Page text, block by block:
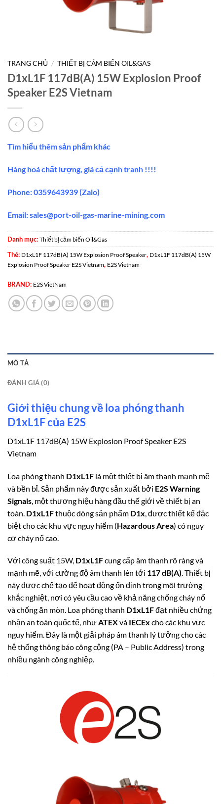
TRANG CHỦ / THIẾT BỊ CẢM BIẾN OIL&GAS
D1xL1F 117dB(A) 15W Explosion Proof
Speaker E2S Vietnam
Tìm hiểu thêm sản phẩm khác
Hàng hoá chất lượng, giá cả cạnh tranh !!!!
Phone: 0359643939 (Zalo)
Email:sales@port-oil-gas-marine-mining.com
Danh mục: Thiết bị cảm biến Oil&Gas
Thẻ: D1xL1F 117dB(A) 15W Explosion Proof Speaker, D1xL1F 117dB(A) 15W
Explosion Proof Speaker E2S Vietnam, E2S Vietnam
BRAND: E2S VietNam
MÔ TẢ
ĐÁNH GIÁ (0)
Giới thiệu chung về loa phóng thanh
D1xL1F của E2S
D1xL1F 117dB(A) 15W Explosion Proof Speaker E2S
Vietnam
Loa phóng thanh D1xL1F là một thiết bị âm thanh mạnh mẽ
và bền bỉ. Sản phẩm này được sản xuất bởi E2S Warning
Signals , một thương hiệu hàng đầu thế giới về thiết bị an
toàn. D1xL1Fthuộc dòng sản phẩm D1x , được thiết kế đặc
biệt cho các khu vực nguy hiểm (Hazardous Area) có nguy
cơ cháy nổ cao.
Với công suất 15W, D1xL1Fcung cấp âm thanh rõ ràng và
mạnh mẽ, với cường độ âm thanh lên tới 117 dB(A). Thiết bị
này được chế tạo để hoạt động ổn định trong môi trường
khắc nghiệt, nơi có yêu cầu cao về khả năng chống cháy nổ
và chống ăn mòn. Loa phóng thanh D1xL1Fđạt nhiều chứng
nhận an toàn quốc tế, nhưATEXvà IECEx cho các khu vực
nguy hiểm. Đây là một giải pháp âm thanh lý tưởng cho các
hệ thống thông báo công cộng (PA – Public Address) trong
nhiều ngành công nghiệp.